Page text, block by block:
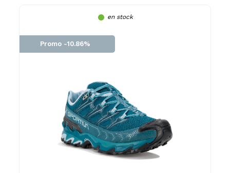
en stock
Promo -10.86%